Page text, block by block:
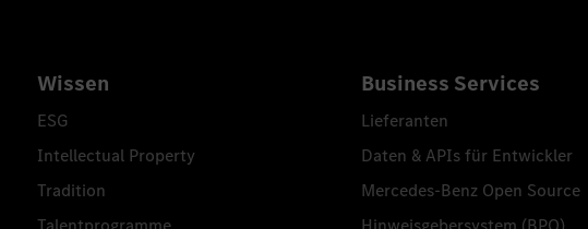
Wissen
ESG
Intellectual Property
Tradition
Business Services
Lieferanten
Daten & APIs für Entwickler
Mercedes-Benz Open Source